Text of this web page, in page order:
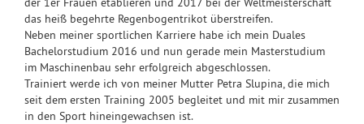
das heiß begehrte Regenbogentrikot überstreifen.
Neben meiner sportlichen Karriere habe ich mein Duales
Bachelorstudium 2016 und nun gerade mein Masterstudium
im Maschinenbau sehr erfolgreich abgeschlossen.
Trainiert werde ich von meiner Mutter Petra Slupina, die mich
seit dem ersten Training 2005 begleitet und mit mir zusammen
in den Sport hineingewachsen ist.